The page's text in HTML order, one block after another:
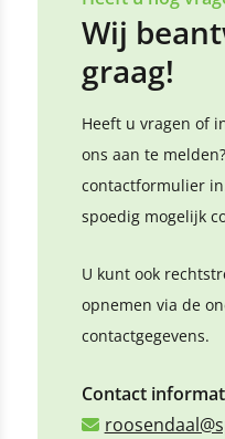
Wij
graag!
Heeft u vragen of
ons aan te
contactformulier
spoedig mogelijk
U kunt ook
opnemen via de
contactgegevens.
Contact